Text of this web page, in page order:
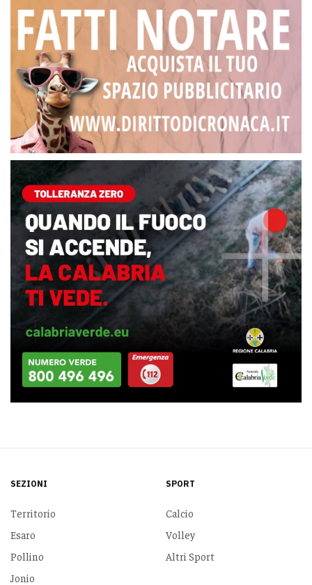
SEZIONI
Territorio
Esaro
Pollino
Jonio
SPORT
Calcio
Volley
Altri Sport